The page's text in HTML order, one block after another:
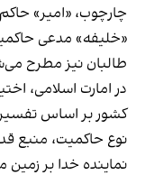
چارچوب، «امیر»
«خلیفه» مدعی
طالبان نیز مطرح
در امارت اسلامی،
کشور بر اساس
نوع حاکمیت، منبع
نماینده خدا بر